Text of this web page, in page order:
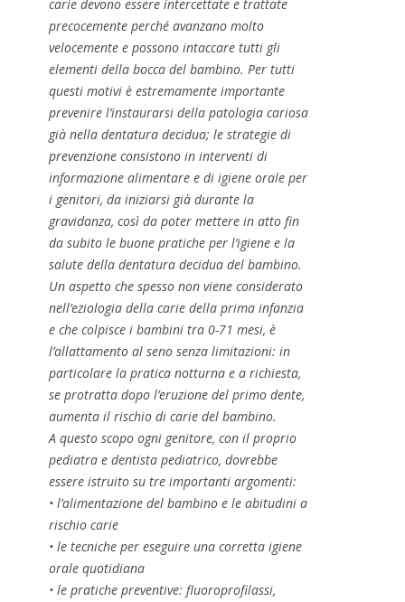
carie devono essere intercettate e trattate
precocemente perché avanzano molto
velocemente e possono intaccare tutti gli
elementi della bocca del bambino. Per tutti
questi motivi è estremamente importante
prevenire l’instaurarsi della patologia cariosa
già nella dentatura decidua; le strategie di
prevenzione consistono in interventi di
informazione alimentare e di igiene orale per
i genitori, da iniziarsi già durante la
gravidanza, così da poter mettere in atto fin
da subito le buone pratiche per l’igiene e la
salute della dentatura decidua del bambino.
Un aspetto che spesso non viene considerato
nell’eziologia della carie della prima infanzia
e che colpisce i bambini tra 0-71 mesi, è
l’allattamento al seno senza limitazioni: in
particolare la pratica notturna e a richiesta,
se protratta dopo l’eruzione del primo dente,
aumenta il rischio di carie del bambino.
A questo scopo ogni genitore, con il proprio
pediatra e dentista pediatrico, dovrebbe
essere istruito su tre importanti argomenti:
• l’alimentazione del bambino e le abitudini a
rischio carie
• le tecniche per eseguire una corretta igiene
orale quotidiana
• le pratiche preventive: fluoroprofilassi,